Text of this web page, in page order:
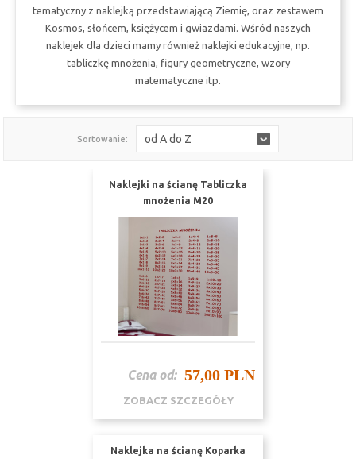
tematyczny z naklejką przedstawiającą Ziemię, oraz zestawem
Kosmos, słońcem, księżycem i gwiazdami. Wśród naszych
naklejek dla dzieci mamy również naklejki edukacyjne, np.
tabliczkę mnożenia, figury geometryczne, wzory
matematyczne itp.
Sortowanie: od A do Z
Naklejki na ścianę Tabliczka
mnożenia M20
Cena od: 57,00 PLN
ZOBACZ SZCZEGÓŁY
Naklejka na ścianę Koparka